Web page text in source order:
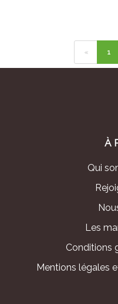
« 1
À
Qui
Les
Conditions
Mentions légales